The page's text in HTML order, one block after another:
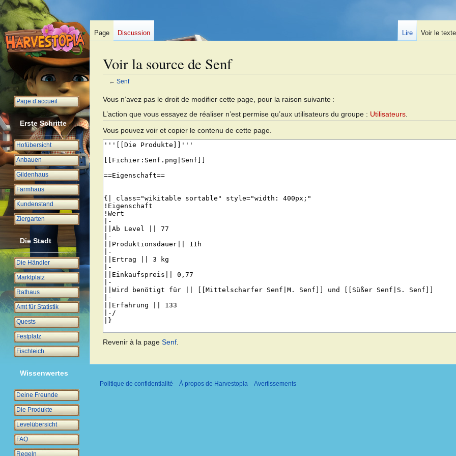
Voir la source de Senf
← Senf
Aller
à
la
navigation
Aller
à
la
recherche
Vous n’avez pas le droit de modifier cette page, pour la raison suivante :
L’action que vous essayez de réaliser n’est permise qu’aux utilisateurs du groupe : Utilisateurs
Vous pouvez voir et copier le contenu de cette page.
Revenir à la page Senf
Page Discussion Lire Voir le
Page d’accueil
Erste Schritte
Hofübersicht
Anbauen
Gildenhaus
Farmhaus
Kundenstand
Ziergarten
Die Stadt
Die Händler
Marktplatz
Rathaus
Amt für Statistik
Quests
Festplatz
Fischteich
Wissenwertes
Deine Freunde
Die Produkte
Levelübersicht
FAQ
Regeln
Politique de confidentialité À propos de Harvestopia Avertissements